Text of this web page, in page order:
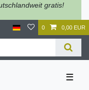
gratis!
0 0,00 EUR
☰